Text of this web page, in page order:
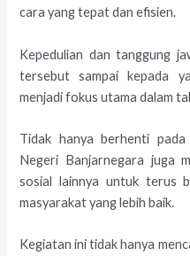
cara yang tepat dan efisien.
Kepedulian dan tanggung
tersebut sampai kepada
menjadi fokus utama dalam
Tidak hanya berhenti
Negeri Banjarnegara juga
sosial lainnya untuk terus
masyarakat yang lebih baik.
Kegiatan ini tidak hanya